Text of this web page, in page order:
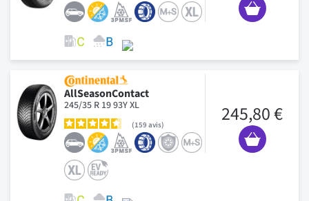
AllSeasonContact
245/35 R 19 93Y XL
159 avis 245,80 €